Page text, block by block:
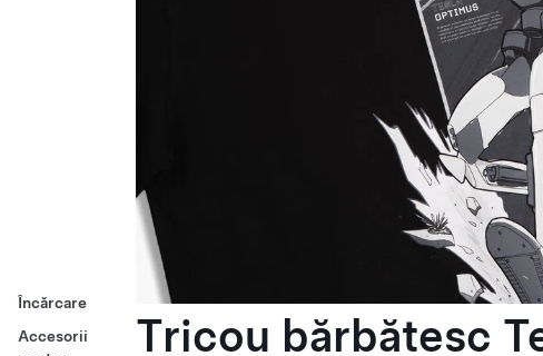
Încărcare
Accesorii
Tricou bărbătesc